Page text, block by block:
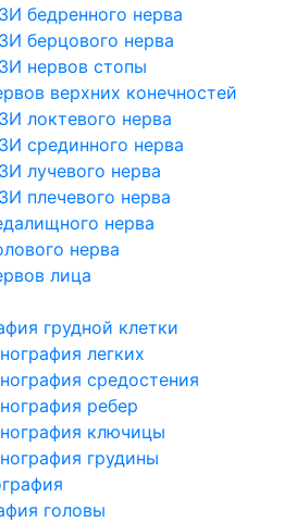
бедренного нерва
берцового нерва
нервов стопы
верхних конечностей
локтевого нерва
срединного нерва
лучевого нерва
плечевого нерва
нерва
нерва
лица
грудной клетки
легких
средостения
ребер
ключицы
грудины
головы